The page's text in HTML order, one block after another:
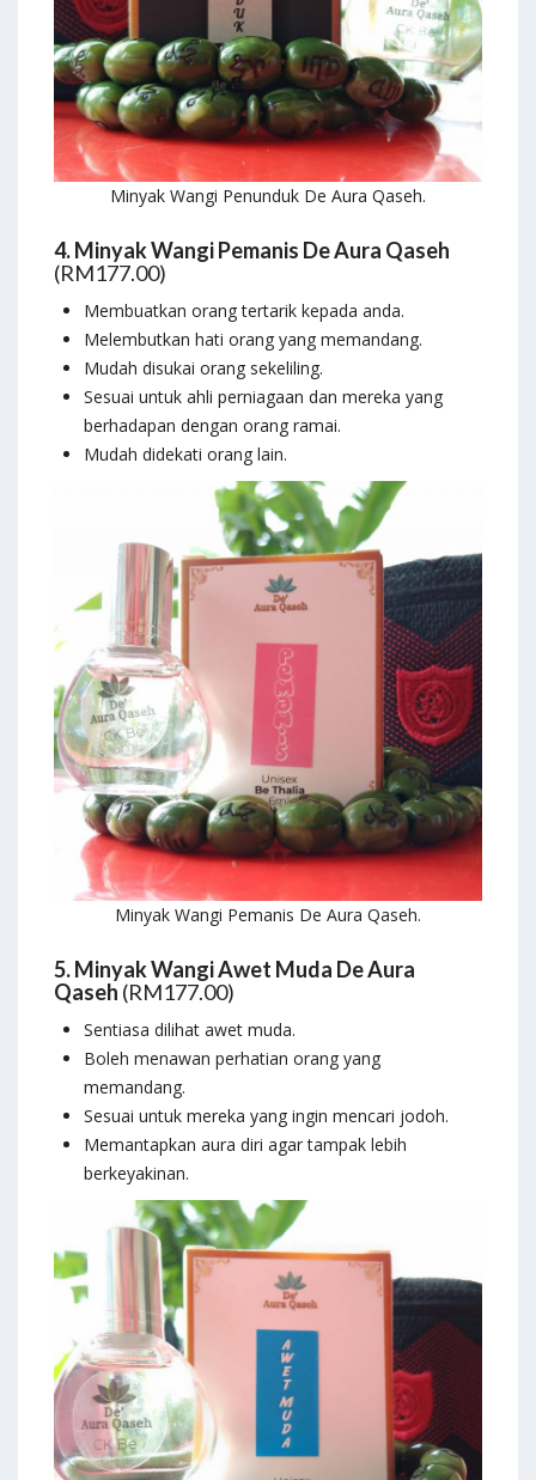
Minyak Wangi Penunduk De Aura Qaseh.
4. Minyak Wangi Pemanis De Aura Qaseh
(RM177.00)
Membuatkan orang tertarik kepada anda.
Melembutkan hati orang yang memandang.
Mudah disukai orang sekeliling.
Sesuai untuk ahli perniagaan dan mereka yang
berhadapan dengan orang ramai.
Mudah didekati orang lain.
Minyak Wangi Pemanis De Aura Qaseh.
5. Minyak Wangi Awet Muda De Aura
Qaseh (RM177.00)
Sentiasa dilihat awet muda.
Boleh menawan perhatian orang yang
memandang.
Sesuai untuk mereka yang ingin mencari jodoh.
Memantapkan aura diri agar tampak lebih
berkeyakinan.